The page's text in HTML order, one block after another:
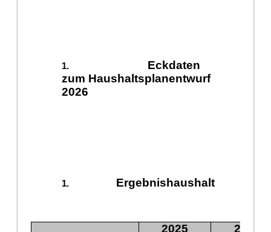
Eckdaten
zum Haushaltsplanentwurf
2026
Ergebnishaushalt
2025 2026